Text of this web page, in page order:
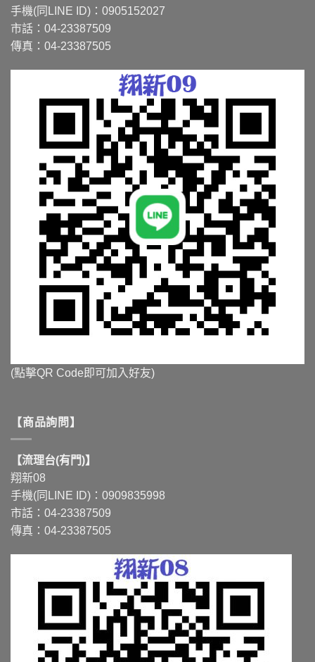
手機(同LINE ID)：0905152027
市話：04-23387509
傳真：04-23387505
(點擊QR Code即可加入好友)
【商品詢問】
【流理台(有門)】
翔新08
手機(同LINE ID)：0909835998
市話：04-23387509
傳真：04-23387505